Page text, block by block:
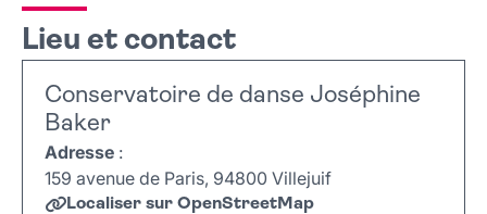
Lieu et contact
Conservatoire de danse Joséphine
Baker
Adresse :
159 avenue de Paris, 94800 Villejuif
Localiser sur OpenStreetMap